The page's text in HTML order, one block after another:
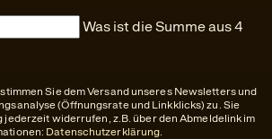
Was ist die Summe aus 4
Sie dem Versand unseres Newsletters und
(Öffnungsrate und Linkklicks) zu. Sie
jederzeit widerrufen, z.B. über den Abmeldelink im
Datenschutzerklärung